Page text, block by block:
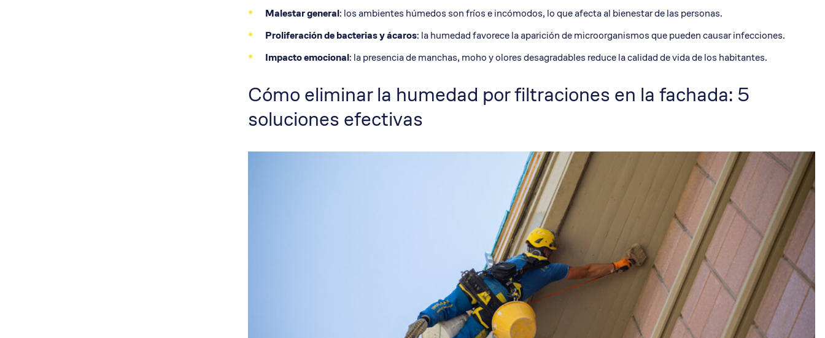
Malestar general: los ambientes húmedos son fríos e incómodos, lo que afecta al bienestar de las personas.
Proliferación de bacterias y ácaros: la humedad favorece la aparición de microorganismos que pueden causar infecciones.
Impacto emocional: la presencia de manchas, moho y olores desagradables reduce la calidad de vida de los habitantes.
Cómo eliminar la humedad por filtraciones en la fachada: 5
soluciones efectivas